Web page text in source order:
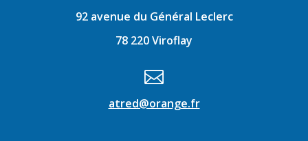
92 avenue du Général Leclerc
78 220 Viroflay

atred@orange.fr